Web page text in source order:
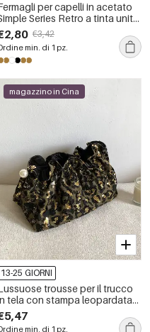
per capelli in acetato
Series Retro a tinta unita
stampa leopardata sfumata
€3,42
min. di 1 pz.
magazzino in Cina
13-25 GIORNI
trousse per il trucco
tela con stampa leopardata
min. di 1 pz.